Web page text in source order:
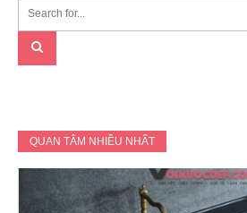
QUAN TÂM NHIỀU NHẤT